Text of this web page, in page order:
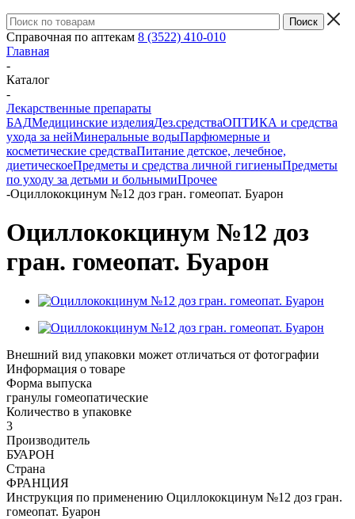
Справочная по аптекам 8 (3522) 410-010
Главная
-
Каталог
-
Лекарственные препараты
БАДМедицинские изделияДез.средстваОПТИКА и средства
ухода за нейМинеральные водыПарфюмерные и
косметические средстваПитание детское, лечебное,
диетическоеПредметы и средства личной гигиеныПредметы
по уходу за детьми и больнымиПрочее
-Оциллококцинум №12 доз гран. гомеопат. Буарон
Оциллококцинум №12 доз
гран. гомеопат. Буарон
Внешний вид упаковки может отличаться от фотографии
Информация о товаре
Форма выпуска
гранулы гомеопатические
Количество в упаковке
3
Производитель
БУАРОН
Страна
ФРАНЦИЯ
Инструкция по применению Оциллококцинум №12 доз гран.
гомеопат. Буарон